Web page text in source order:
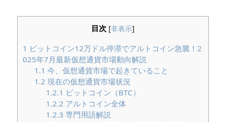
目次 [非表示]
1 ビットコイン12万ドル停滞でアルトコイン急騰！2
025年7月最新仮想通貨市場動向解説
1.1 今、仮想通貨市場で起きていること
1.2 現在の仮想通貨市場状況
1.2.1 ビットコイン（BTC）
1.2.2 アルトコイン全体
1.2.3 専門用語解説